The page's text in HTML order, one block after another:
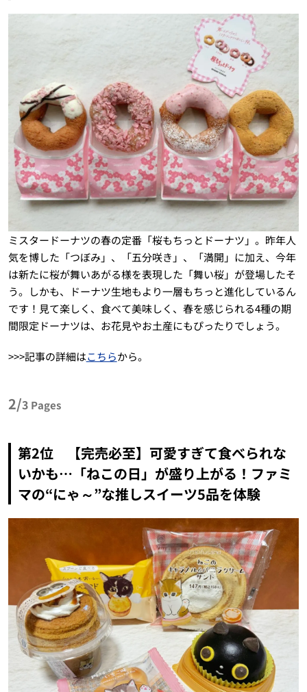
ミスタードーナツの春の定番「桜もちっとドーナツ」。昨年人
気を博した「つぼみ」、「五分咲き」、「満開」に加え、今年
は新たに桜が舞いあがる様を表現した「舞い桜」が登場したそ
う。しかも、ドーナツ生地もより一層もちっと進化しているん
です！見て楽しく、食べて美味しく、春を感じられる4種の期
間限定ドーナツは、お花見やお土産にもぴったりでしょう。
>>>記事の詳細はこちらから。
2/3 Pages
第2位 【完売必至】可愛すぎて食べられな
いかも…「ねこの日」が盛り上がる！ファミ
マの“にゃ～”な推しスイーツ5品を体験